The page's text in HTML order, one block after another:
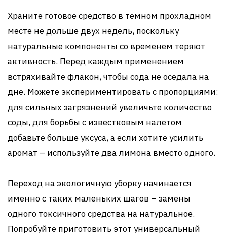
Храните готовое средство в темном прохладном
месте не дольше двух недель, поскольку
натуральные компоненты со временем теряют
активность. Перед каждым применением
встряхивайте флакон, чтобы сода не оседала на
дне. Можете экспериментировать с пропорциями:
для сильных загрязнений увеличьте количество
соды, для борьбы с известковым налетом
добавьте больше уксуса, а если хотите усилить
аромат – используйте два лимона вместо одного.
Переход на экологичную уборку начинается
именно с таких маленьких шагов – замены
одного токсичного средства на натуральное.
Попробуйте приготовить этот универсальный